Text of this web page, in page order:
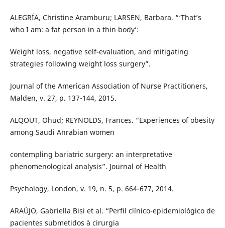
ALEGRÍA, Christine Aramburu; LARSEN, Barbara. “‘That’s
who I am: a fat person in a thin body’:
Weight loss, negative self-evaluation, and mitigating
strategies following weight loss surgery”.
Journal of the American Association of Nurse Practitioners,
Malden, v. 27, p. 137-144, 2015.
ALQOUT, Ohud; REYNOLDS, Frances. “Experiences of obesity
among Saudi Anrabian women
contempling bariatric surgery: an interpretative
phenomenological analysis”. Journal of Health
Psychology, London, v. 19, n. 5, p. 664-677, 2014.
ARAÚJO, Gabriella Bisi et al. “Perfil clínico-epidemiológico de
pacientes submetidos à cirurgia